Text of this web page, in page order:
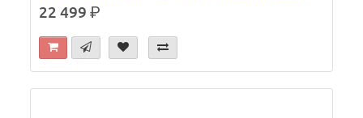
22 499р.